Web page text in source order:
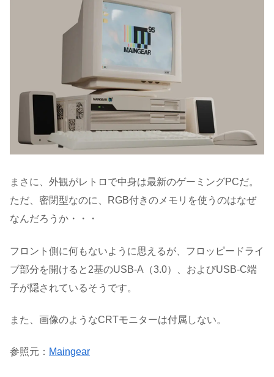
まさに、外観がレトロで中身は最新のゲーミングPCだ。
ただ、密閉型なのに、RGB付きのメモリを使うのはなぜ
なんだろうか・・・
フロント側に何もないように思えるが、フロッピードライ
ブ部分を開けると2基のUSB-A（3.0）、およびUSB-C端
子が隠されているそうです。
また、画像のようなCRTモニターは付属しない。
参照元： Maingear